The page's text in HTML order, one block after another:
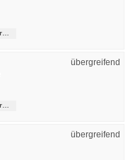
übergreifend
übergreifend